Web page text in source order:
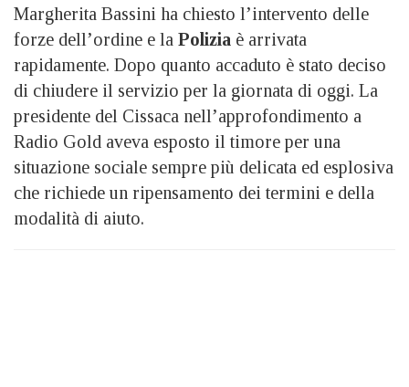
Margherita Bassini ha chiesto l’intervento delle
forze dell’ordine e la Polizia è arrivata
rapidamente. Dopo quanto accaduto è stato deciso
di chiudere il servizio per la giornata di oggi. La
presidente del Cissaca nell’approfondimento a
Radio Gold aveva esposto il timore per una
situazione sociale sempre più delicata ed esplosiva
che richiede un ripensamento dei termini e della
modalità di aiuto.